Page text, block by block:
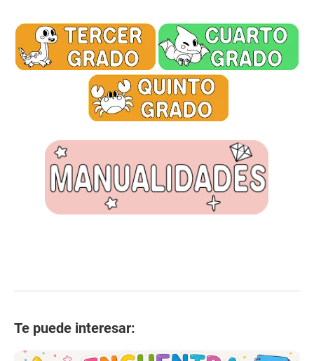
Te puede interesar: